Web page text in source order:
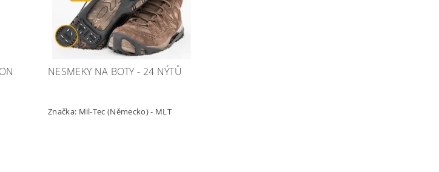
NESMEKY NA BOTY - 24 NÝTŮ
Značka: Mil-Tec (Německo) - MLT